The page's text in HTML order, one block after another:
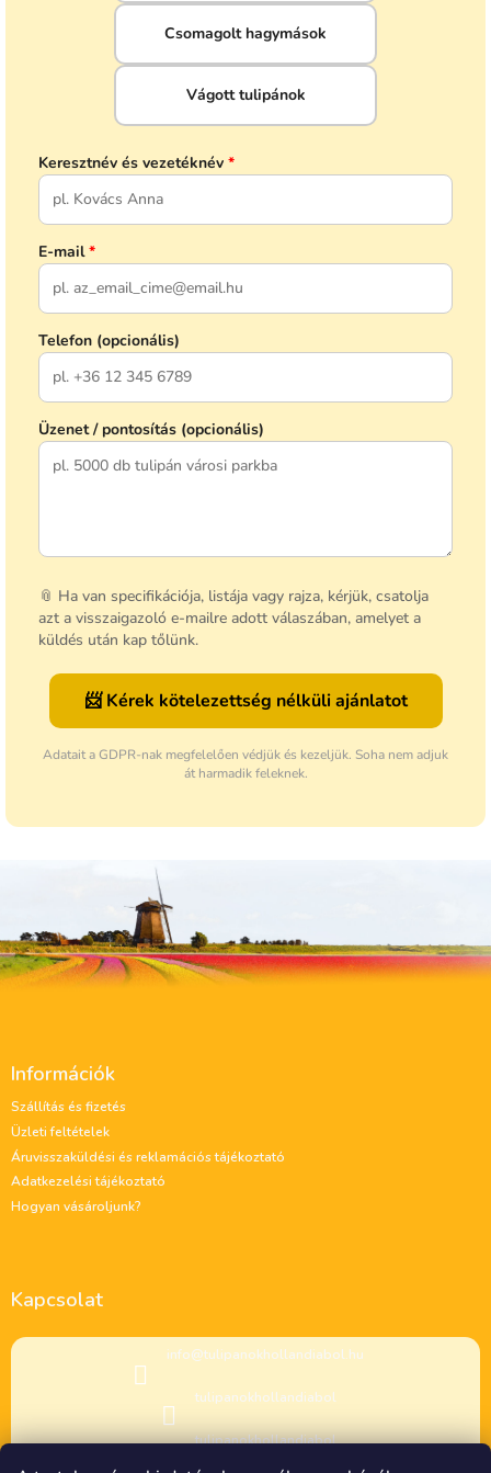
Csomagolt hagymások
Vágott tulipánok
Keresztnév és vezetéknév *
E-mail*
Telefon (opcionális)
Üzenet / pontosítás (opcionális)
📎 Ha van specifikációja, listája vagy rajza, kérjük, csatolja
azt a visszaigazoló e-mailre adott válaszában, amelyet a
küldés után kap tőlünk.
📨 Kérek kötelezettség nélküli ajánlatot
Adatait a GDPR-nak megfelelően védjük és kezeljük. Soha nem adjuk
át harmadik feleknek.
Információk
Szállítás és fizetés
Üzleti feltételek
Áruvisszaküldési és reklamációs tájékoztató
Adatkezelési tájékoztató
Hogyan vásároljunk?
Kapcsolat
info@tulipanokhollandiabol.hu
tulipanokhollandiabol
tulipanokhollandiabol